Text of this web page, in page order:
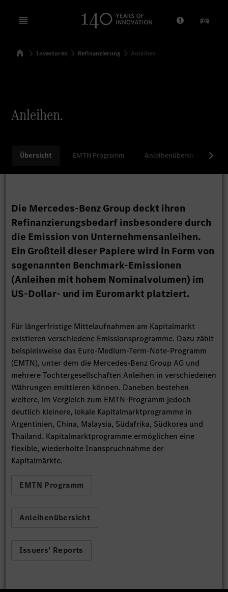
Open menu Anbieter/
SuchenStartseite
Investoren Refinanzierung Anleihen
Anleihen.
Übersicht EMTN Programm Anleihenübersicht
Die Mercedes-Benz Group deckt ihren
Refinanzierungsbedarf insbesondere durch
die Emission von Unternehmensanleihen.
Ein Großteil dieser Papiere wird in Form von
sogenannten Benchmark-Emissionen
(Anleihen mit hohem Nominalvolumen) im
US-Dollar- und im Euromarkt platziert.
Für längerfristige Mittelaufnahmen am Kapitalmarkt
existieren verschiedene Emissionsprogramme. Dazu zählt
beispielsweise das Euro-Medium-Term-Note-Programm
(EMTN), unter dem die Mercedes-Benz Group AG und
mehrere Tochtergesellschaften Anleihen in verschiedenen
Währungen emittieren können. Daneben bestehen
weitere, im Vergleich zum EMTN-Programm jedoch
deutlich kleinere, lokale Kapitalmarktprogramme in
Argentinien, China, Malaysia, Südafrika, Südkorea und
Thailand. Kapitalmarktprogramme ermöglichen eine
flexible, wiederholte Inanspruchnahme der
Kapitalmärkte.
EMTN Programm
Anleihenübersicht
Issuers' Reports